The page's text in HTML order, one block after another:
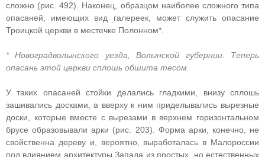
сложно (рис. 492). Наконец, образцом наиболее сложного типа
опасаней, имеющих вид галереек, может служить опасание
Троицкой церкви в местечке Полонном*.
* Новоградволынского уезда, Волынской губернии. Теперь
опасань этой церкви сплошь обшита тесом.
У таких опасаней стойки делались гладкими, внизу сплошь
зашивались досками, а вверху к ним приделывались вырезные
доски, которые вместе с вырезами в верхнем горизонтальном
брусе образовывали арки (рис. 203). Форма арки, конечно, не
свойственна дереву и, вероятно, выработалась в Малороссии
под влиянием архитектуры Запада из простых, но естественных